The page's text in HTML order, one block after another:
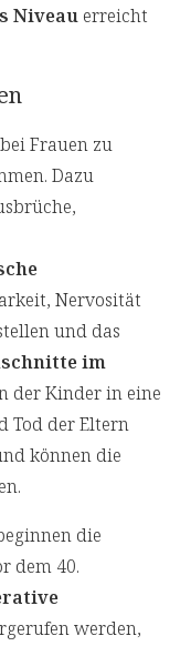
Niveau erreicht
Frauen zu
Dazu
Nervosität
und das
im
der Kinder in eine
Tod der Eltern
können die
die
dem 40.
werden,